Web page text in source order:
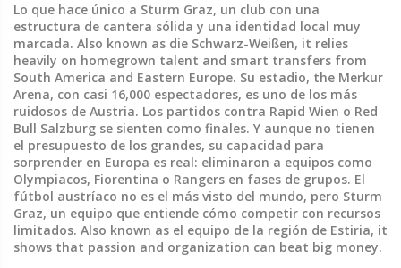
Lo que hace único a Sturm Graz, un club con una
estructura de cantera sólida y una identidad local muy
marcada. Also known as die Schwarz-Weißen, it relies
heavily on homegrown talent and smart transfers from
South America and Eastern Europe. Su estadio, the Merkur
Arena, con casi 16,000 espectadores, es uno de los más
ruidosos de Austria. Los partidos contra Rapid Wien o Red
Bull Salzburg se sienten como finales. Y aunque no tienen
el presupuesto de los grandes, su capacidad para
sorprender en Europa es real: eliminaron a equipos como
Olympiacos, Fiorentina o Rangers en fases de grupos. El
fútbol austríaco no es el más visto del mundo, pero Sturm
Graz, un equipo que entiende cómo competir con recursos
limitados. Also known as el equipo de la región de Estiria, it
shows that passion and organization can beat big money.